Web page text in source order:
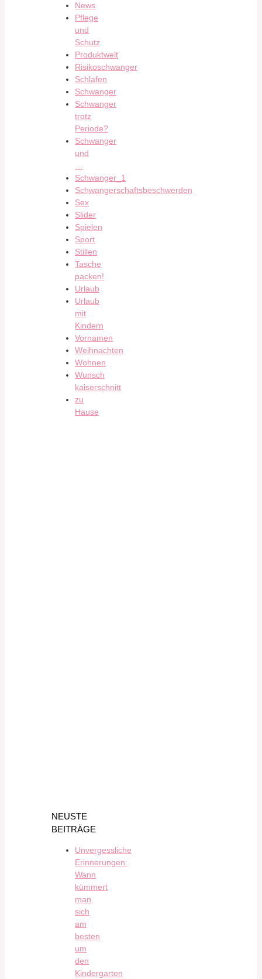
News
Pflege
und
Schutz
Produktwelt
Risikoschwanger
Schlafen
Schwanger
Schwanger
trotz
Periode?
Schwanger
und
…
Schwanger_1
Schwangerschaftsbeschwerden
Sex
Slider
Spielen
Sport
Stillen
Tasche
packen!
Urlaub
Urlaub
mit
Kindern
Vornamen
Weihnachten
Wohnen
Wunsch
kaiserschnitt
zu
Hause
NEUSTE
BEITRÄGE
Unvergessliche
Erinnerungen:
Wann
kümmert
man
sich
am
besten
um
den
Kindergarten